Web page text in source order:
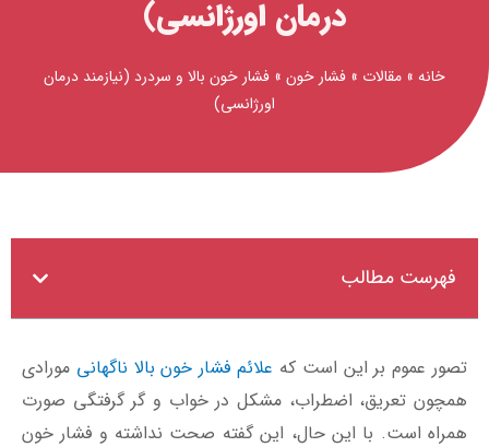
درمان اورژانسی)
خانه » مقالات » فشار خون » فشار خون بالا و سردرد (نیازمند درمان
اورژانسی)
تصور عموم بر این است که علائم فشار خون بالا ناگهانی مورادی
همچون تعریق، اضطراب، مشکل در خواب و گر گرفتگی صورت
همراه است. با این حال، این گفته صحت نداشته و فشار خون
فهرست مطالب